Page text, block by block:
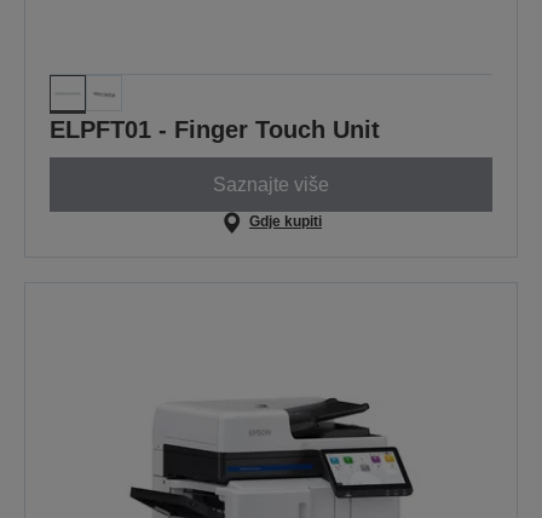
ELPFT01 - Finger Touch Unit
Saznajte više
Gdje kupiti